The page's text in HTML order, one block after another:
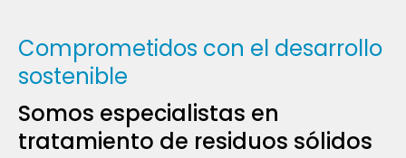
Comprometidos con el desarrollo
sostenible
Somos especialistas en
tratamiento de residuos sólidos